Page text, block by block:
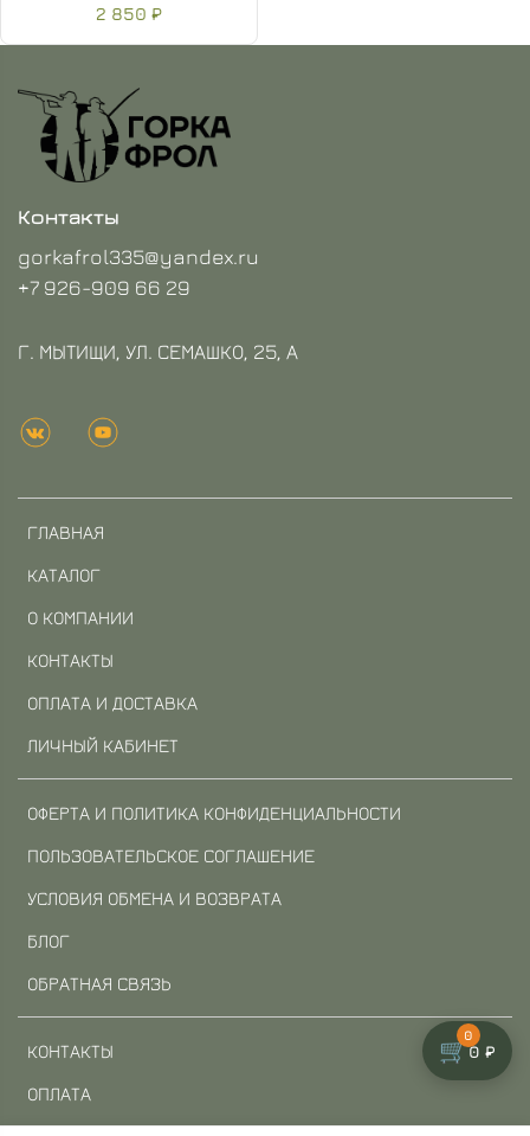
2 850 ₽
ГЛАВНАЯ
КАТАЛОГ
О КОМПАНИИ
КОНТАКТЫ
ОПЛАТА И ДОСТАВКА
ЛИЧНЫЙ КАБИНЕТ
ОФЕРТА И ПОЛИТИКА КОНФИДЕНЦИАЛЬНОСТИ
ПОЛЬЗОВАТЕЛЬСКОЕ СОГЛАШЕНИЕ
УСЛОВИЯ ОБМЕНА И ВОЗВРАТА
БЛОГ
ОБРАТНАЯ СВЯЗЬ
КОНТАКТЫ
ОПЛАТА
Контакты
gorkafrol335@yandex.ru
+7 926-909 66 29
Г. МЫТИЩИ, УЛ. СЕМАШКО, 25, А
🛒
0
0 ₽